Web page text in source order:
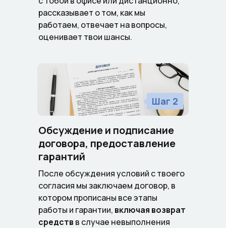
рассказывает о том, как мы
работаем, отвечает на вопросы,
оценивает твои шансы.
Обсуждение и подписание
договора, предоставление
гарантий
После обсуждения условий с твоего
согласия мы заключаем договор, в
котором прописаны все этапы
работы и гарантии, включая возврат
средств в случае невыполнения
Шаг 2